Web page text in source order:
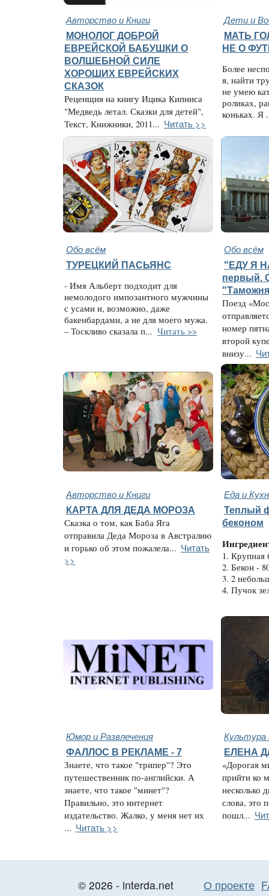
Авторство и Книги Дети и
МОНОЛОГ ДОБРОЙ
ЕВРЕЙСКОЙ БАБУШКИ О
ВОЛШЕБНОЙ СИЛЕ
ХОРОШИХ ЕВРЕЙСКИХ
СКАЗОК
Реценщия на книгу Ицика Кипниса
"Медведь летал. Сказки для детей",
Текст, Книжники, 2011... Читать >>
МАТЬ
НЕ О
Более
я, найти
не умею
роликах,
коньках. Я
Обо всём Обо всём
ТУРЕЦКИЙ ПАСЬЯНС
- Имя Альберт подходит для
немолодого импозантного мужчины
с усами и, возможно, даже
бакенбардами, а не для моего мужа.
– Тоскливо сказала п... Читать >>
"ЕДУ Я
первый.
Поезд
номер
второй
внизу...
Авторство и Книги Еда и
КАРТА ДЛЯ ДЕДА МОРОЗА
Сказка о том, как Баба Яга
отправила Деда Мороза в Австралию
и горько об этом пожалела... Читать
>>
Теплый
беконом
1. Крупная
2. Бекон -
3. 2
4. Пучок
Юмор и Развлечения Культура
ФАЛЛОС В РЕКЛАМЕ - 7
Знаете, что такое "трипер"? Это
путешественник по-английски. А
знаете, что такое "минет"?
Правильно, это интернет
издательство. Жалко, у меня нет их
... Читать >>
ЕЛЕНА
«Дорогая
прийти ко
несколько
слова, это
пошл...
© 2026 - interda.net О проекте